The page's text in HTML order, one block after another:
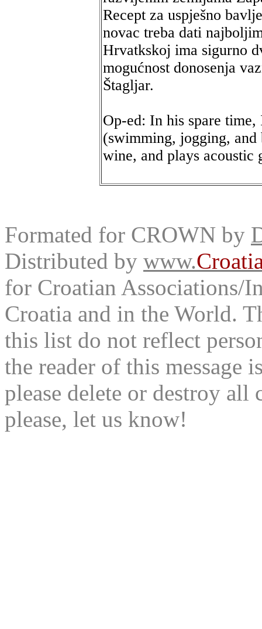
Recept za uspješno
novac treba dati
Hrvatkskoj ima sigurno
mogućnost donosenja
Štagljar.
Op-ed: In his spare
(swimming, jogging, and
wine, and plays acoustic
Formated for CROWN by
Distributed by www.
for Croatian Associations/
Croatia and in the World.
this list do not reflect
the reader of this message
please delete or destroy
please, let us know!